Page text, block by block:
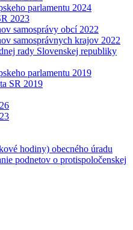
parlamentu 2024
2023
samosprávy obcí 2022
samosprávnych krajov 2022
rady Slovenskej republiky
parlamentu 2019
SR 2019
hodiny) obecného úradu
podnetov o protispoločenskej